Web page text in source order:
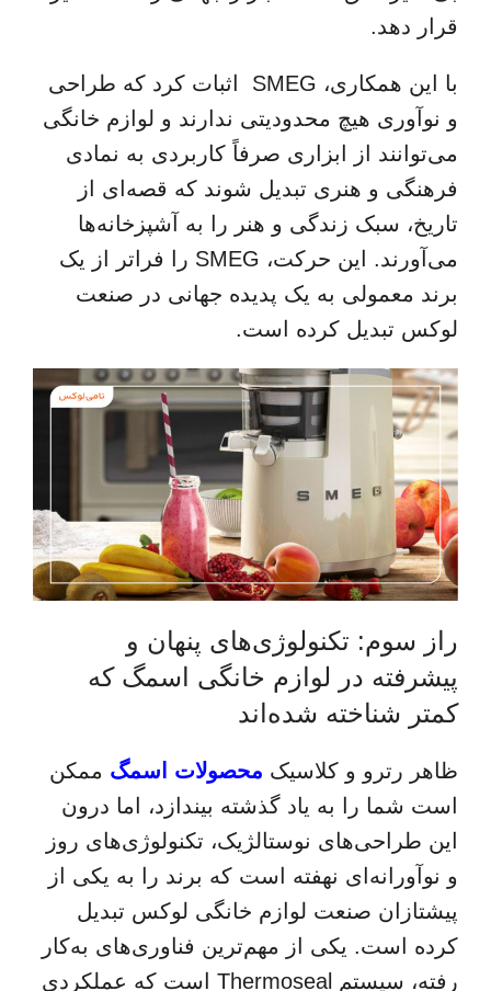
قرار دهد.
با این همکاری، SMEG اثبات کرد که طراحی
و نوآوری هیچ محدودیتی ندارند و لوازم خانگی
می‌توانند از ابزاری صرفاً کاربردی به نمادی
فرهنگی و هنری تبدیل شوند که قصه‌ای از
تاریخ، سبک زندگی و هنر را به آشپزخانه‌ها
می‌آورند. این حرکت، SMEG را فراتر از یک
برند معمولی به یک پدیده جهانی در صنعت
لوکس تبدیل کرده است.
راز سوم: تکنولوژی‌های پنهان و
پیشرفته در لوازم خانگی اسمگ که
کمتر شناخته شده‌اند
ظاهر رترو و کلاسیک محصولات اسمگ ممکن
است شما را به یاد گذشته بیندازد، اما درون
این طراحی‌های نوستالژیک، تکنولوژی‌های روز
و نوآورانه‌ای نهفته است که برند را به یکی از
پیشتازان صنعت لوازم خانگی لوکس تبدیل
کرده است. یکی از مهم‌ترین فناوری‌های به‌کار
رفته، سیستم Thermoseal است که عملکردی